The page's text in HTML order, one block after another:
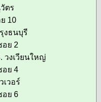
ตร
10
งธนบุรี
อย 2
วงเวียนใหญ่
อย 4
วอร์
อย 6